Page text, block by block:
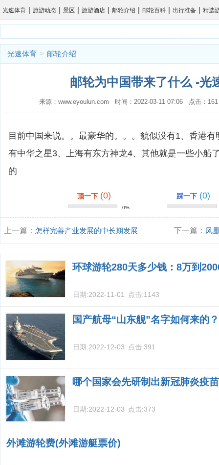
光速体育 | 旅游动态 | 景区 | 旅游酒店 | 邮轮介绍 | 邮轮百科 | 出行准备 | 精选
光速体育 > 邮轮介绍
邮轮为中国带来了什么 -光
来源：www.eyoulun.com 时间：2022-03-11 07:06 点击：
目前中国来说。。最豪华的。。。貌似没有1、香港
有中华之星3、上海有东方神龙4、其他就是一些小船
的
顶一下 (0)
0%
踩一下 (0)
上一篇： 怎样完善产业发展的中长期发展
规划？
下一篇： 凤
环球游轮280天多少钱：8万到
日期:2022-11-01 点击:1143
国产航母“山东舰”名字如何来的？
日期:2022-12-03 点击:391
哪个国家会先研制出新冠肺炎疫
日期:2022-12-03 点击:373
外滩游轮费(外滩游艇票价)